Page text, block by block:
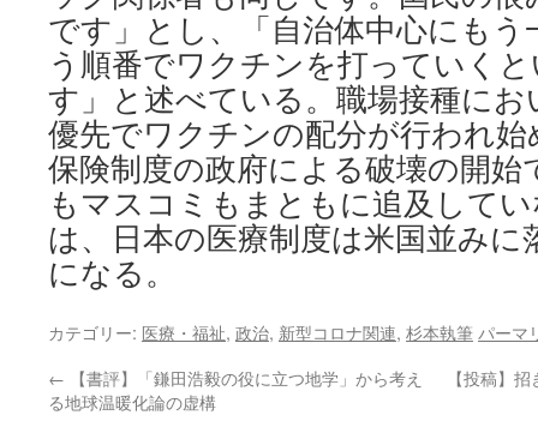
です」とし、「自治体中心にもう
う順番でワクチンを打っていく
す」と述べている。職場接種にお
優先でワクチンの配分が行われ
保険制度の政府による破壊の開始
もマスコミもまともに追及して
は、日本の医療制度は米国並み
になる。
カテゴリー: 医療・福祉, 政治, 新型コロナ関連, 杉本執筆 パーマ
← 【書評】「鎌田浩毅の役に立つ地学」から考え
る地球温暖化論の虚構
【投稿】